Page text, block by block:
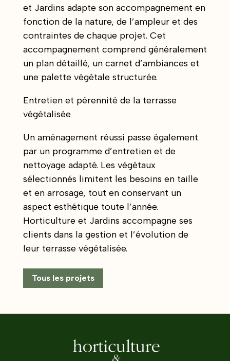
et Jardins adapte son accompagnement en
fonction de la nature, de l’ampleur et des
contraintes de chaque projet. Cet
accompagnement comprend généralement
un plan détaillé, un carnet d’ambiances et
une palette végétale structurée.
Entretien et pérennité de la terrasse
végétalisée
Un aménagement réussi passe également
par un programme d’entretien et de
nettoyage adapté. Les végétaux
sélectionnés limitent les besoins en taille
et en arrosage, tout en conservant un
aspect esthétique toute l’année.
Horticulture et Jardins accompagne ses
clients dans la gestion et l’évolution de
leur terrasse végétalisée.
Tous les projets